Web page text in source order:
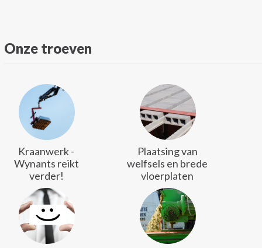
Onze troeven
Kraanwerk -
Wynants reikt
verder!
Plaatsing van
welfsels en brede
vloerplaten